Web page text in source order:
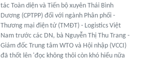
tác Toàn diện và Tiến bộ xuyên Thái Bình
Dương (CPTPP) đối với ngành Phân phối -
Thương mại điện tử (TMĐT) - Logistics Việt
Nam trước các DN, bà Nguyễn Thị Thu Trang -
Giám đốc Trung tâm WTO và Hội nhập (VCCI)
đã thốt lên 'đọc không thôi còn khó hiểu nữa